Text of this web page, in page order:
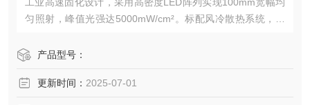
匀照射，峰值光强达5000mW/cm²。标配风冷散热系统，支
精准调控。通过CE/RoHS认证，广泛应用于PCB封装、曲面
产品型号：
更新时间： 2025-07-01